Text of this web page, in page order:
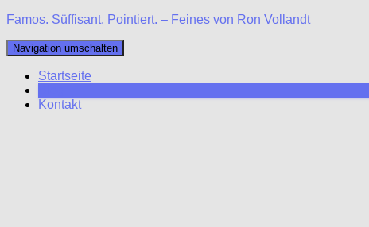
Famos. Süffisant. Pointiert. – Feines von Ron Vollandt
Navigation umschalten
Startseite
Kontakt